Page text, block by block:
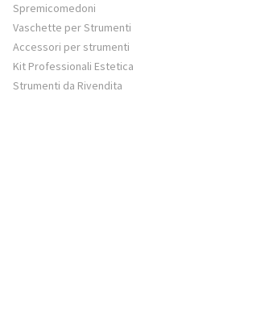
Spremicomedoni
Vaschette per Strumenti
Accessori per strumenti
Kit Professionali Estetica
Strumenti da Rivendita